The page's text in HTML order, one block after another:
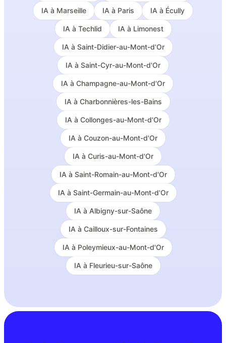
IA à Marseille IA à Paris IA à Écully
IA à Techlid IA à Limonest
IA à Saint-Didier-au-Mont-d'Or
IA à Saint-Cyr-au-Mont-d'Or
IA à Champagne-au-Mont-d'Or
IA à Charbonnières-les-Bains
IA à Collonges-au-Mont-d'Or
IA à Couzon-au-Mont-d'Or
IA à Curis-au-Mont-d'Or
IA à Saint-Romain-au-Mont-d'Or
IA à Saint-Germain-au-Mont-d'Or
IA à Albigny-sur-Saône
IA à Cailloux-sur-Fontaines
IA à Poleymieux-au-Mont-d'Or
IA à Fleurieu-sur-Saône